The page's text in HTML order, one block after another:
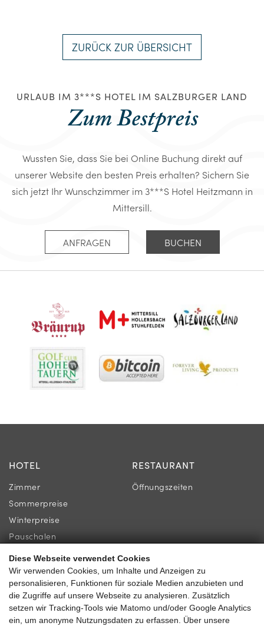
Diese Webseite verwendet Cookies
Wir verwenden Cookies, um Inhalte und Anzeigen zu
personalisieren, Funktionen für soziale Medien anzubieten und
die Zugriffe auf unsere Webseite zu analysieren. Zusätzlich
setzen wir Tracking-Tools wie Matomo und/oder Google Analytics
ein, um anonyme Nutzungsdaten zu erfassen. Über unsere
ZURÜCK ZUR ÜBERSICHT
URLAUB IM 3***S HOTEL IM SALZBURGER LAND
Zum Bestpreis
Wussten Sie, dass Sie bei Online Buchung direkt auf
unserer Website den besten Preis erhalten? Sichern Sie
sich jetzt Ihr Wunschzimmer im 3***S Hotel Heitzmann in
Mittersill.
ANFRAGEN BUCHEN
HOTEL
Zimmer
Sommerpreise
Winterpreise
Pauschalen
RESTAURANT
Öffnungszeiten
INFORMATION
Newsletter
Lage & Anreise
Gästebewertungen
KONTAKT
Familie Gassner
Kirchgasse 9